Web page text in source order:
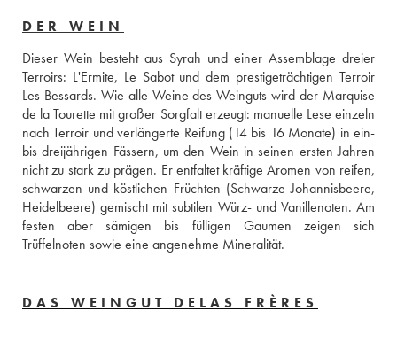
DER WEIN
Dieser Wein besteht aus Syrah und einer Assemblage dreier
Terroirs: L'Ermite, Le Sabot und dem prestigeträchtigen Terroir
Les Bessards. Wie alle Weine des Weinguts wird der Marquise
de la Tourette mit großer Sorgfalt erzeugt: manuelle Lese einzeln
nach Terroir und verlängerte Reifung (14 bis 16 Monate) in ein-
bis dreijährigen Fässern, um den Wein in seinen ersten Jahren
nicht zu stark zu prägen. Er entfaltet kräftige Aromen von reifen,
schwarzen und köstlichen Früchten (Schwarze Johannisbeere,
Heidelbeere) gemischt mit subtilen Würz- und Vanillenoten. Am
festen aber sämigen bis fülligen Gaumen zeigen sich
Trüffelnoten sowie eine angenehme Mineralität.
DAS WEINGUT DELAS FRÈRES